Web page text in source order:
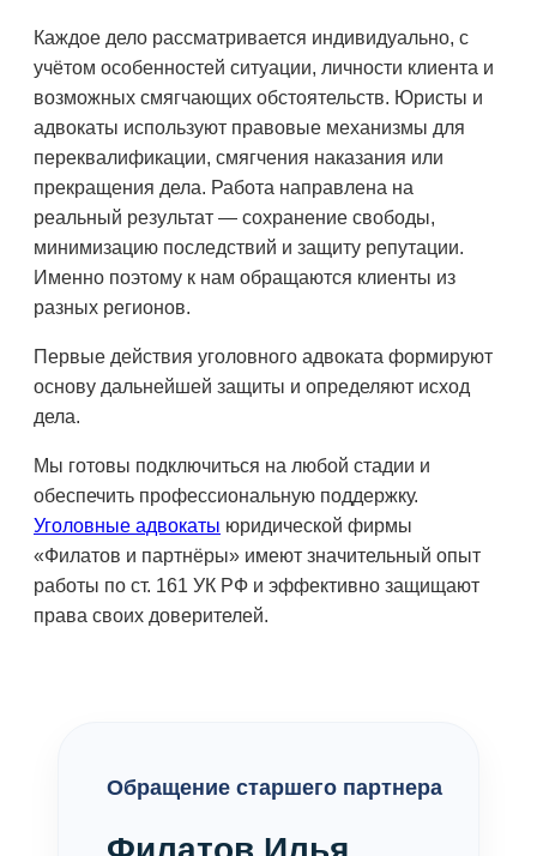
Каждое дело рассматривается индивидуально, с
учётом особенностей ситуации, личности клиента и
возможных смягчающих обстоятельств. Юристы и
адвокаты используют правовые механизмы для
переквалификации, смягчения наказания или
прекращения дела. Работа направлена на
реальный результат — сохранение свободы,
минимизацию последствий и защиту репутации.
Именно поэтому к нам обращаются клиенты из
разных регионов.
Первые действия уголовного адвоката формируют
основу дальнейшей защиты и определяют исход
дела.
Мы готовы подключиться на любой стадии и
обеспечить профессиональную поддержку.
Уголовные адвокаты юридической фирмы
«Филатов и партнёры» имеют значительный опыт
работы по ст. 161 УК РФ и эффективно защищают
права своих доверителей.
Обращение старшего партнера